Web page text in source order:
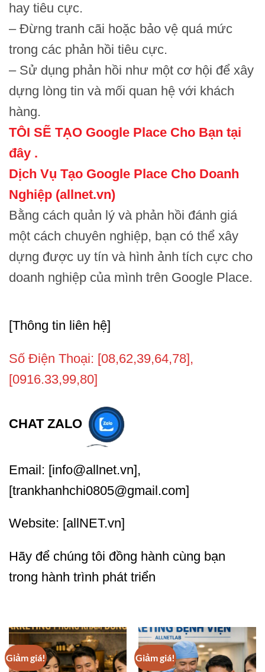
hay tiêu cực.
– Đừng tranh cãi hoặc bảo vệ quá mức
trong các phản hồi tiêu cực.
– Sử dụng phản hồi như một cơ hội để xây
dựng lòng tin và mối quan hệ với khách
hàng.
TÔI SẼ TẠO Google Place Cho Bạn tại
đây .
Dịch Vụ Tạo Google Place Cho Doanh
Nghiệp (allnet.vn)
Bằng cách quản lý và phản hồi đánh giá
một cách chuyên nghiệp, bạn có thể xây
dựng được uy tín và hình ảnh tích cực cho
doanh nghiệp của mình trên Google Place.
[Thông tin liên hệ]
Số Điện Thoại: [08,62,39,64,78],
[0916.33,99,80]
CHAT ZALO
Email: [info@allnet.vn],
[trankhanhchi0805@gmail.com]
Website: [allNET.vn]
Hãy để chúng tôi đồng hành cùng bạn
trong hành trình phát triển
Giảm giá! Giảm giá!